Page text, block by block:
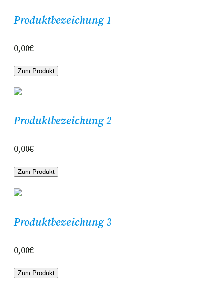
Produktbezeichung 1
0,00€
Zum Produkt
Produktbezeichung 2
0,00€
Zum Produkt
Produktbezeichung 3
0,00€
Zum Produkt